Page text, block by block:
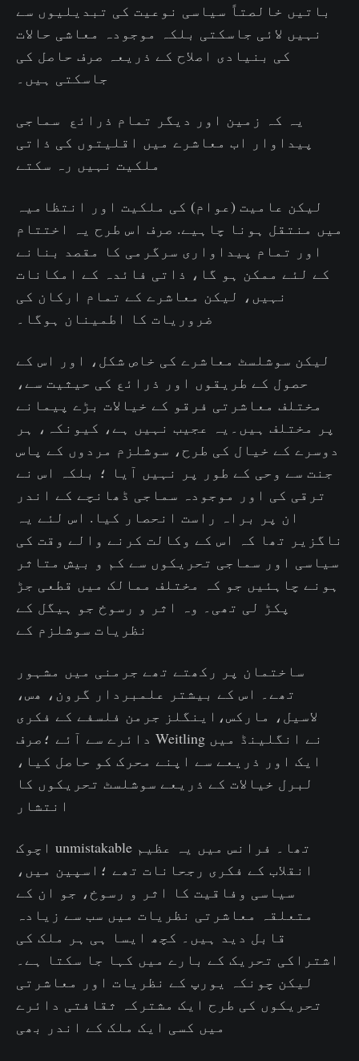
باتیں خالصتاً سیاسی نوعیت کی تبدیلیوں سے
نہیں لائی جاسکتی بلکہ موجودہ معاشی حالات
کی بنیادی اصلاح کے ذریعہ صرف حاصل کی
جاسکتی ہیں۔
یہ کہ زمین اور دیگر تمام ذرائع سماجی
پیداوار اب معاشرے میں اقلیتوں کی ذاتی
ملکیت نہیں رہ سکتے
لیکن عامیت (عوام) کی ملکیت اور انتظامیہ
میں منتقل ہونا چاہیے. صرف اس طرح یہ اختتام
اور تمام پیداواری سرگرمی کا مقصد بنانے
کے لئے ممکن ہو گا، ذاتی فائدہ کے امکانات
نہیں، لیکن معاشرے کے تمام ارکان کی
ضروریات کا اطمینان ہوگا۔
لیکن سوشلسٹ معاشرے کی خاص شکل، اور اس کے
حصول کے طریقوں اور ذرائع کی حیثیت سے،
مختلف معاشرتی فرقو کے خیالات بڑے پیمانے
پر مختلف ہیں۔یہ عجیب نہیں ہے، کیونکہ، ہر
دوسرے کے خیال کی طرح، سوشلزم مردوں کے پاس
جنت سے وحی کے طور پر نہیں آیا ؛ بلکہ اس نے
ترقی کی اور موجودہ سماجی ڈھانچے کے اندر
ان پر براہ راست انحصار کیا. اس لئے یہ
ناگزیر تھا کہ اس کے وکالت کرنے والے وقت کی
سیاسی اور سماجی تحریکوں سے کم و بیش متاثر
ہونے چاہئیں جو کہ مختلف ممالک میں قطعی جڑ
پکڑ لی تھی۔ وہ اثر و رسوخ جو ہیگل کے
نظریات سوشلزم کے
ساختمان پر رکھتے تھے جرمنی میں مشہور
تھے۔ اس کے بیشتر علمبردار گرون، ھس،
لاسیل، مارکس،اینگلز جرمن فلسفے کے فکری
دائرے سے آئے ؛صرف Weitling نے انگلینڈ میں
ایک اور ذریعے سے اپنے محرک کو حاصل کیا،
لبرل خیالات کے ذریعے سوشلسٹ تحریکوں کا
انتشار
اچوک unmistakable تھا۔ فرانس میں یہ عظیم
انقلاب کے فکری رجحانات تھے ؛اسپین میں،
سیاسی وفاقیت کا اثر و رسوخ، جو ان کے
متعلقہ معاشرتی نظریات میں سب سے زیادہ
قابل دید ہیں۔ کچھ ایسا ہی ہر ملک کی
اشتراکی تحریک کے بارے میں کہا جا سکتا ہے۔
لیکن چونکہ یورپ کے نظریات اور معاشرتی
تحریکوں کی طرح ایک مشترکہ ثقافتی دائرے
میں کسی ایک ملک کے اندر بھی